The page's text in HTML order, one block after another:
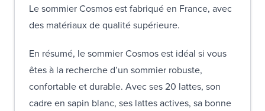
Le sommier Cosmos est fabriqué en France, avec
des matériaux de qualité supérieure.
En résumé, le sommier Cosmos est idéal si vous
êtes à la recherche d’un sommier robuste,
confortable et durable. Avec ses 20 lattes, son
cadre en sapin blanc, ses lattes actives, sa bonne